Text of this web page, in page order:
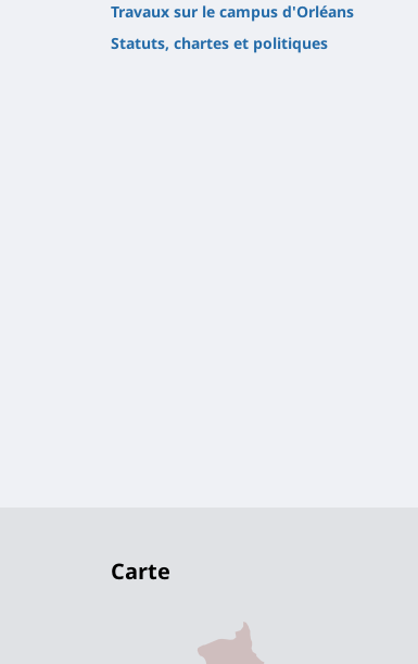
Travaux sur le campus d'Orléans
Statuts, chartes et politiques
Carte